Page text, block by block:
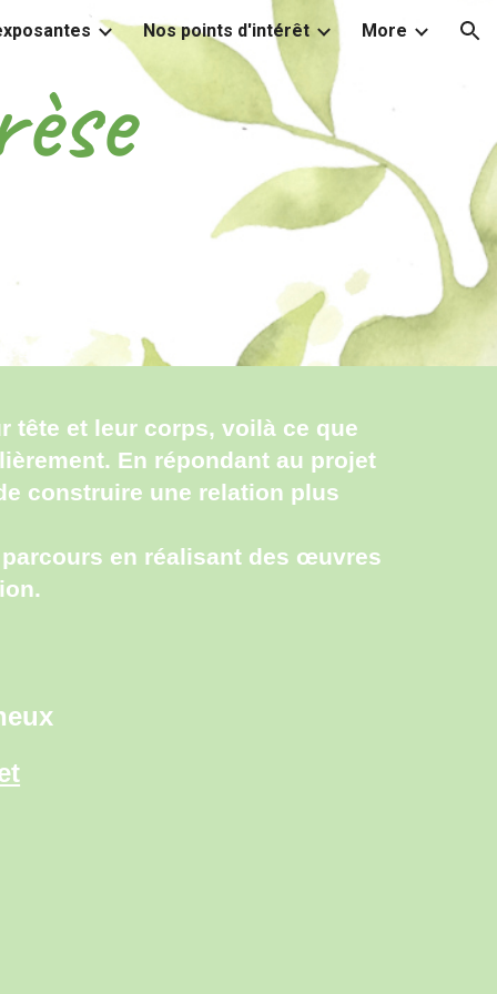
Nos points d'intérêt More
tête et leur corps, voilà ce que
En répondant au projet
construire une relation plus
en réalisant des œuvres